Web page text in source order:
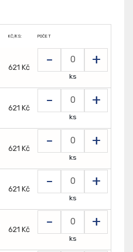
KČ/KS: POČET
621 Kč - +
ks
621 Kč - +
ks
621 Kč - +
ks
621 Kč - +
ks
621 Kč - +
ks